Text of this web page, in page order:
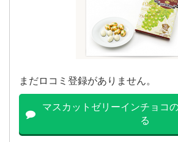
まだロコミ登録がありません。
マスカットゼリーインチョコ
る